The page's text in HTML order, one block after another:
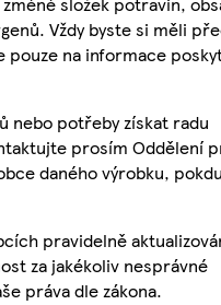
Vždy byste si měli
pouze na informace
nebo potřeby získat radu
prosím Oddělení
daného výrobku,
pravidelně
za jakékoliv nesprávné
práva dle zákona.